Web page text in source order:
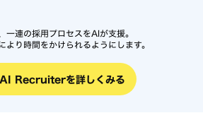
連の採用プロセスをAIが支援。
り時間をかけられるようにします。
Recruiterを詳しくみる